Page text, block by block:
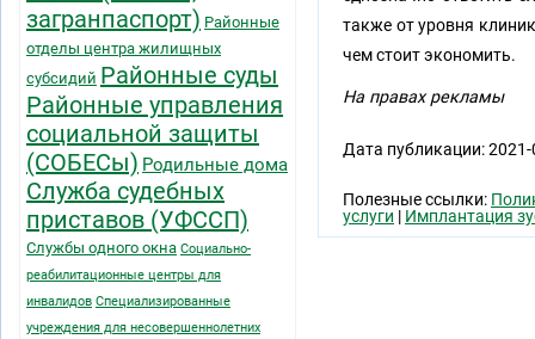
также от уровня
чем стоит экономить.
На правах рекламы
Дата публикации:
Полезные ссылки:
услуги | Имплантация
загранпаспорт) Районные
отделы центра жилищных
субсидий Районные суды
Районные управления
социальной защиты
(СОБЕСы) Родильные дома
Служба судебных
приставов (УФССП)
Службы одного окна Социально-
реабилитационные центры для
инвалидов Специализированные
учреждения для несовершеннолетних